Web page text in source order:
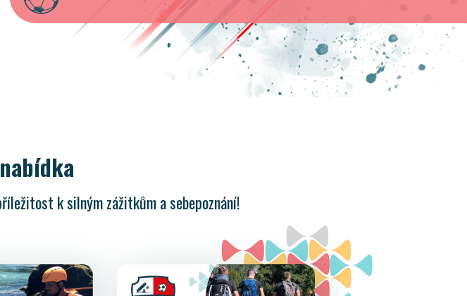
k silným zážitkům a sebepoznání!